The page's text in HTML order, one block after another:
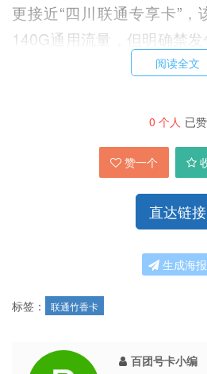
更接近“四川联通专享卡”
140G通用流量，但明确禁
省市。此外，四川地区还有“
地域限制的深层原因与应对
流量卡的地域限制是运营商
（边境）和北京（首都）通
东青岛的用户而言，直接办
属地的一致性。不过，仍
阅读全文
0 个人 已赞
赞一个
直达链接
生成海报
标签： 联通竹香卡
百团号卡小编